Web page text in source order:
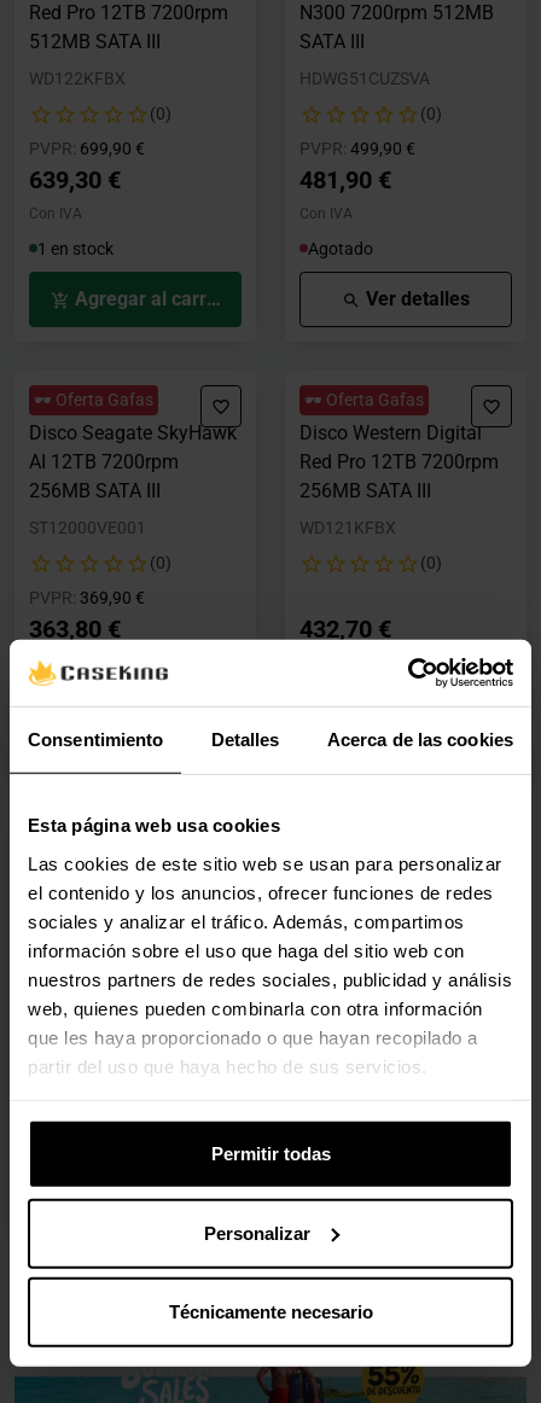
Consentimiento Detalles Acerca de las cookies
Esta página web usa cookies
Las cookies de este sitio web se usan para personalizar
el contenido y los anuncios, ofrecer funciones de redes
sociales y analizar el tráfico. Además, compartimos
información sobre el uso que haga del sitio web con
nuestros partners de redes sociales, publicidad y análisis
web, quienes pueden combinarla con otra información
que les haya proporcionado o que hayan recopilado a
partir del uso que haya hecho de sus servicios.
Permitir todas
Personalizar
Técnicamente necesario
Red Pro 12TB 7200rpm
512MB SATA III
WD122KFBX
(0)
PVPR: Precio rebajado desde
699,90 €
639,30 €
Con IVA
1 en stock
Agregar al carrito
N300 7200rpm 512MB
SATA III
HDWG51CUZSVA
(0)
PVPR: Precio rebajado desde
499,90 €
481,90 €
Con IVA
Agotado
Ver detalles
🕶️ Oferta Gafas
Disco Seagate SkyHawk
AI 12TB 7200rpm
256MB SATA III
ST12000VE001
(0)
PVPR: Precio rebajado desde
369,90 €
363,80 €
Con IVA
Ver detalles
🕶️ Oferta Gafas
Disco Western Digital
Red Pro 12TB 7200rpm
256MB SATA III
WD121KFBX
(0)
432,70 €
Ver detalles
Disco Seagate IronWolf
Pro 12TB 7200rpm
256MB SATA III
ST12000NT001
(0)
PVPR:Precio rebajado desde
639,00 €hasta
609,80 €
Ver detalles